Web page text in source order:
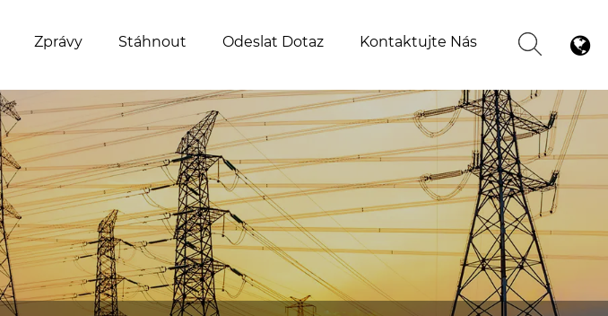
Zprávy Stáhnout Odeslat Dotaz Kontaktujte Nás